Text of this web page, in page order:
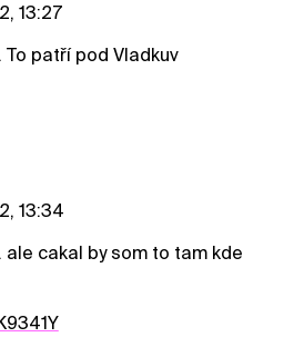
13:27
patří pod Vladkuv
13:34
ale cakal by som to tam kde